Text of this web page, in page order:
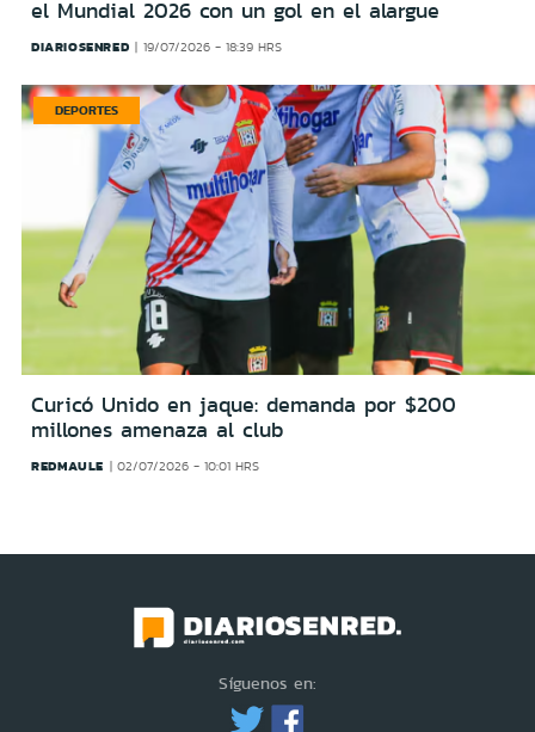
el Mundial 2026 con un gol en el alargue
DIARIOSENRED 19/07/2026 - 18:39 HRS
DEPORTES
Curicó Unido en jaque: demanda por $200
millones amenaza al club
REDMAULE 02/07/2026 - 10:01 HRS
Síguenos en: